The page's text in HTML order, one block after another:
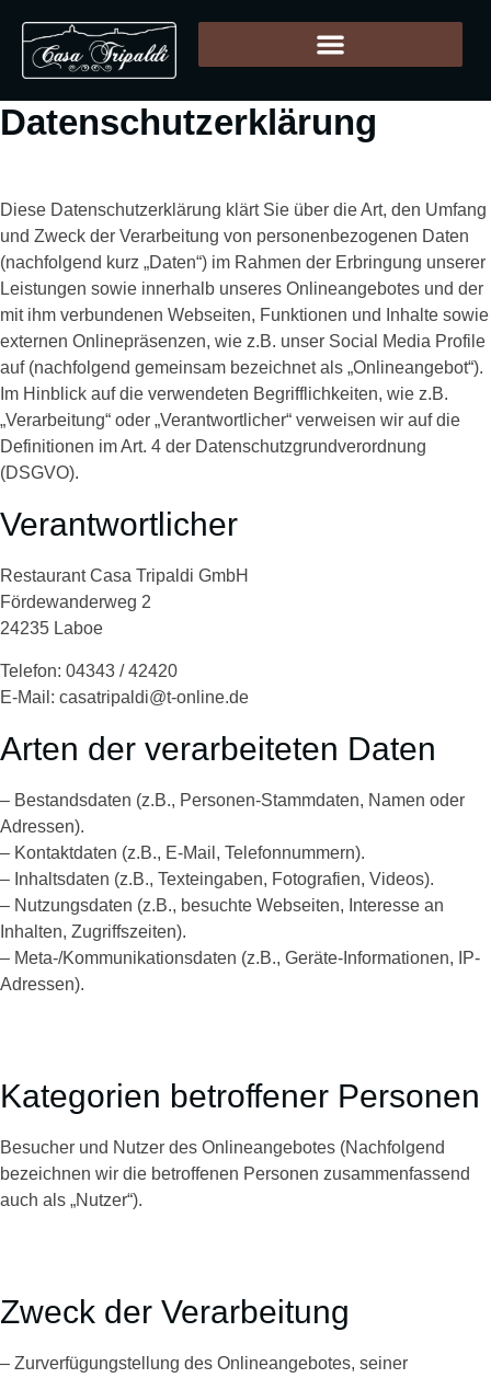
Datenschutzerklärung
Diese Datenschutzerklärung klärt Sie über die Art, den Umfang
und Zweck der Verarbeitung von personenbezogenen Daten
(nachfolgend kurz „Daten“) im Rahmen der Erbringung unserer
Leistungen sowie innerhalb unseres Onlineangebotes und der
mit ihm verbundenen Webseiten, Funktionen und Inhalte sowie
externen Onlinepräsenzen, wie z.B. unser Social Media Profile
auf (nachfolgend gemeinsam bezeichnet als „Onlineangebot“).
Im Hinblick auf die verwendeten Begrifflichkeiten, wie z.B.
„Verarbeitung“ oder „Verantwortlicher“ verweisen wir auf die
Definitionen im Art. 4 der Datenschutzgrundverordnung
(DSGVO).
Verantwortlicher
Restaurant Casa Tripaldi GmbH
Fördewanderweg 2
24235 Laboe
Telefon: 04343 / 42420
E-Mail: casatripaldi@t-online.de
Arten der verarbeiteten Daten
– Bestandsdaten (z.B., Personen-Stammdaten, Namen oder
Adressen).
– Kontaktdaten (z.B., E-Mail, Telefonnummern).
– Inhaltsdaten (z.B., Texteingaben, Fotografien, Videos).
– Nutzungsdaten (z.B., besuchte Webseiten, Interesse an
Inhalten, Zugriffszeiten).
– Meta-/Kommunikationsdaten (z.B., Geräte-Informationen, IP-
Adressen).
Kategorien betroffener Personen
Besucher und Nutzer des Onlineangebotes (Nachfolgend
bezeichnen wir die betroffenen Personen zusammenfassend
auch als „Nutzer“).
Zweck der Verarbeitung
– Zurverfügungstellung des Onlineangebotes, seiner